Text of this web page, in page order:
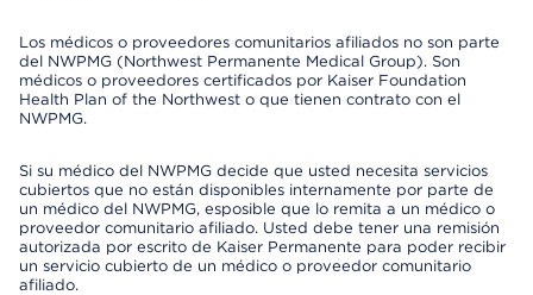
Los médicos o proveedores comunitarios afiliados no son parte
del NWPMG (Northwest Permanente Medical Group). Son
médicos o proveedores certificados por Kaiser Foundation
Health Plan of the Northwest o que tienen contrato con el
NWPMG.
Si su médico del NWPMG decide que usted necesita servicios
cubiertos que no están disponibles internamente por parte de
un médico del NWPMG, esposible que lo remita a un médico o
proveedor comunitario afiliado. Usted debe tener una remisión
autorizada por escrito de Kaiser Permanente para poder recibir
un servicio cubierto de un médico o proveedor comunitario
afiliado.